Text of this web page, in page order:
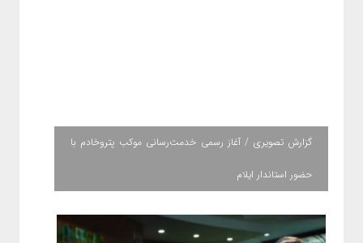
گزارش تصویری / آغاز رسمی خدمت‌رسانی موکب پتروخادم با
حضور استاندار ایلام